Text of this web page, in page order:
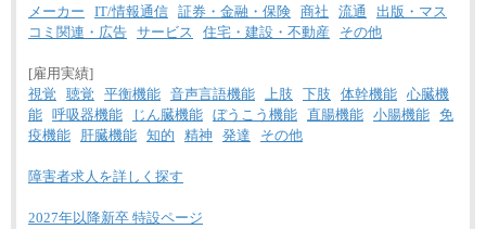
メーカー
IT/情報通信 証券・金融・保険 商社 流通
出版・マス
コミ関連・広告 サービス 住宅・建設・不動産 その他
[雇用実績]
視覚
聴覚 平衡機能 音声言語機能 上肢 下肢 体幹機能 心臓機
能 呼吸器機能 じん臓機能 ぼうこう機能 直腸機能 小腸機能 免
疫機能
肝臓機能 知的 精神 発達 その他
障害者求人を詳しく探す
2027年以降新卒 特設ページ